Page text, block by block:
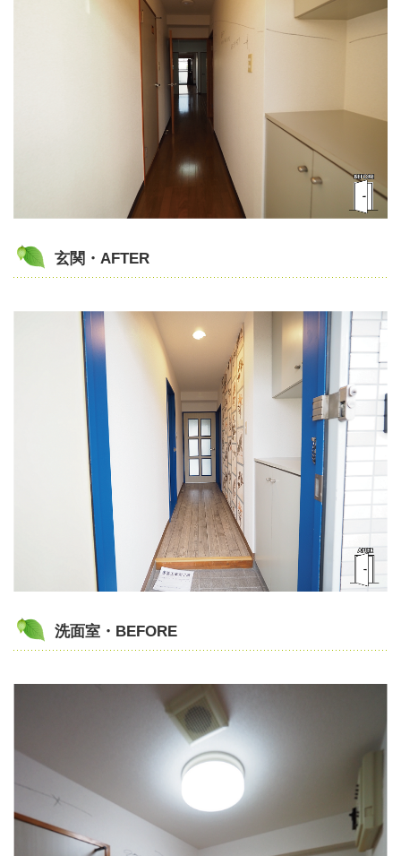
玄関・AFTER
洗面室・BEFORE